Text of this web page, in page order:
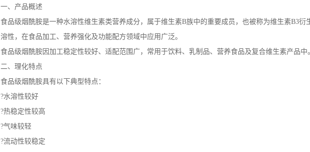
一、产品概述
食品级烟酰胺是一种水溶性维生素类营养成分，属于维生素B族中的重要成员，也被称为维生素B3
溶性，在食品加工、营养强化及功能配方领域中应用广泛。
食品级烟酰胺因加工稳定性较好、适配范围广，常用于饮料、乳制品、营养食品及复合维生素产品中
二、理化特点
食品级烟酰胺具有以下典型特点：
?水溶性较好
?热稳定性较高
?气味较轻
?流动性较稳定